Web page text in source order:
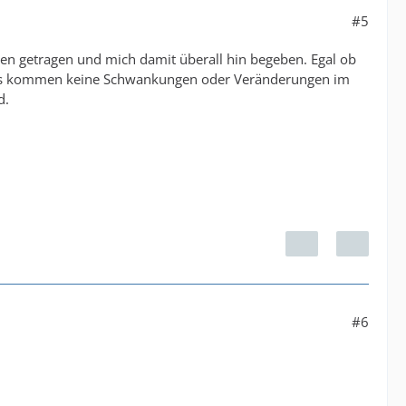
#5
getragen und mich damit überall hin begeben. Egal ob
keine Schwankungen oder Veränderungen im
#6